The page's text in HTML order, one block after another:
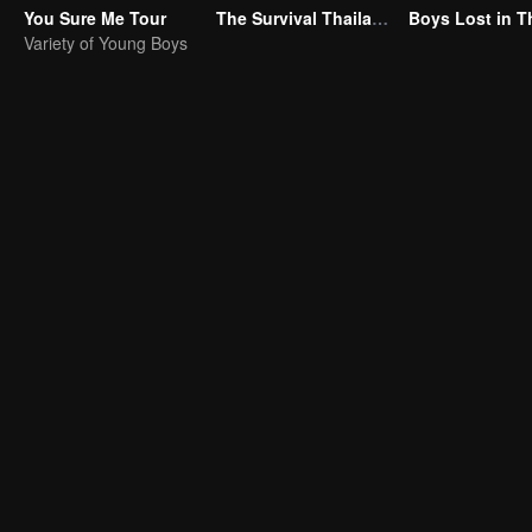
You Sure Me Tour
Variety of Young Boys
The Survival Thailand (Uncut Ver.)